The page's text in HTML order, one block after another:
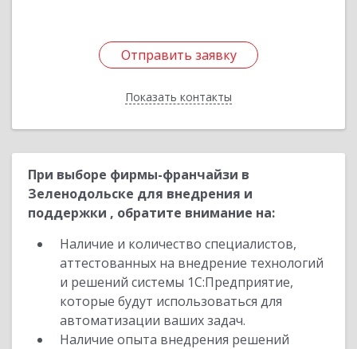
Отправить заявку
Показать контакты
Отправить заявку
Назад
При выборе фирмы-франчайзи в
Зеленодольске для внедрения и
поддержки , обратите внимание на:
Наличие и количество специалистов,
аттестованных на внедрение технологий
и решений системы 1С:Предприятие,
которые будут использоваться для
автоматизации ваших задач.
Наличие опыта внедрения решений